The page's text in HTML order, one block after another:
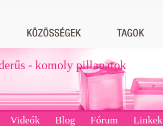
- komoly pillanatok
Videók Blog Fórum Linkek